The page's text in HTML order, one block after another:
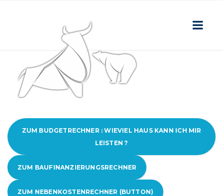
ZUM BUDGETRECHNER : WIEVIEL HAUS KANN ICH MIR
LEISTEN ?
ZUM BAUFINANZIERUNGSRECHNER
ZUM NEBENKOSTENRECHNER (BUTTON)